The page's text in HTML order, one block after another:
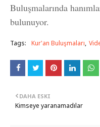
Buluşmalarında
bulunuyor.
Tags: Kur'an Buluşmaları
DAHA ESKI
Kimseye yaranamadılar